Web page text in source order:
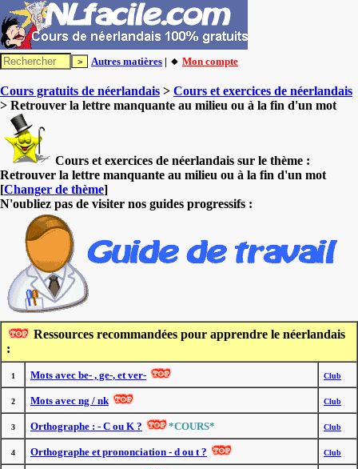
Autres matières | 🔸 Mon compte
Cours gratuits de néerlandais > Cours et exercices de néerlandais
> Retrouver la lettre manquante au milieu ou à la fin d'un mot
Cours et exercices de néerlandais sur le thème :
Retrouver la lettre manquante au milieu ou à la fin d'un mot
[Changer de thème]
N'oubliez pas de visiter nos guides progressifs :
Ressources recommandées pour apprendre le néerlandais
:
1 Mots avec be- , ge-, et ver- Club
2 Mots avec ng / nk Club
3 Orthographe : - C ou K ? *COURS* Club
4 Orthographe et prononciation - d ou t ? Club